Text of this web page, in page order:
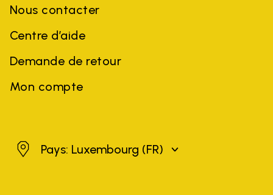
Nous contacter
Centre d’aide
Demande de retour
Mon compte
Luxembourg
Pays: Luxembourg (FR)